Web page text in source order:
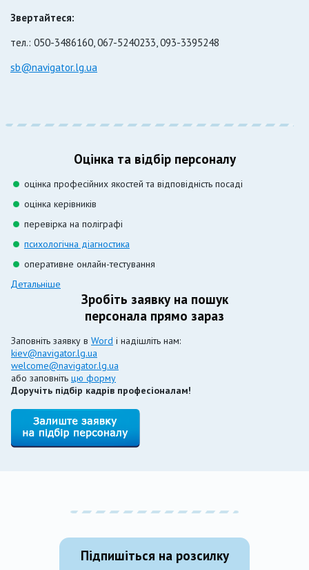
Звертайтеся:
тел.: 050-3486160, 067-5240233, 093-3395248
sb@navigator.lg.ua
Оцінка та відбір персоналу
оцінка професійних якостей та відповідність посаді
оцінка керівників
перевірка на поліграфі
психологічна діагностика
оперативне онлайн-тестування
Детальніше
Зробіть заявку на пошук
персонала прямо зараз
Заповніть заявку в Word і надішліть нам:
kiev@navigator.lg.ua
welcome@navigator.lg.ua
або заповніть цю форму
Доручіть підбір кадрів професіоналам!
Підпишіться на розсилку